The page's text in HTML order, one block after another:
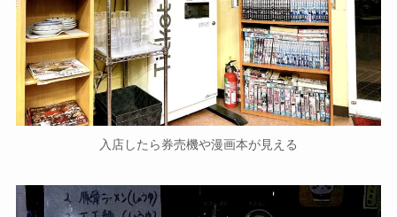
入店したら券売機や漫画本が見える